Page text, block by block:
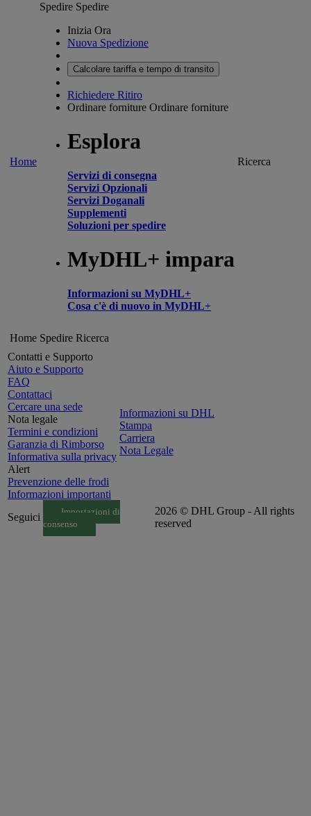
Home
Spedire Spedire
Inizia Ora
Nuova Spedizione
Calcolare tariffa e tempo di transito
Richiedere Ritiro
Ordinare forniture Ordinare forniture
Esplora
Servizi di consegna
Servizi Opzionali
Servizi Doganali
Supplementi
Soluzioni per spedire
MyDHL+ impara
Informazioni su MyDHL+
Cosa c'è di nuovo in MyDHL+
Ricerca
Home Spedire Ricerca
Contatti e Supporto
Aiuto e Supporto
FAQ
Contattaci
Cercare una sede
Nota legale
Termini e condizioni
Garanzia di Rimborso
Informativa sulla privacy
Alert
Prevenzione delle frodi
Informazioni importanti
Informazioni su DHL
Stampa
Carriera
Nota Legale
Seguici
Impostazioni di
consenso
2026 © DHL Group - All rights
reserved